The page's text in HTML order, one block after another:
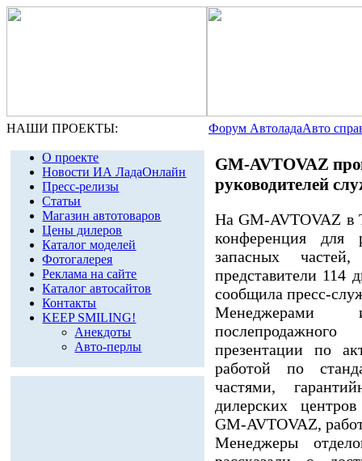
НАШИ ПРОЕКТЫ: Форум АвтоладаАвто
О проекте
Новости ИА ЛадаОнлайн
Пресс-релизы
Статьи
Магазин автотоваров
Цены дилеров
Каталог моделей
Фотогалерея
Реклама на сайте
Каталог автосайтов
Контакты
KEEP SMILING!
Анекдоты
Авто-перлы
GM-AVTOVAZ
руководителей
На GM-AVTOVAZ в
конференция для
запасных
представители 114
сообщила пресс-
Менеджерами
презентации по
работой по
частями,
дилерских
GM-AVTOVAZ,
Менеджеры